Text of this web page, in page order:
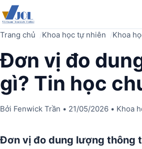
Trang chủ Khoa học tự nhiên Khoa
Đơn vị đo
gì? Tin học
Bởi Fenwick Trần • 21/05/2026 • Khoa
Đơn vị đo dung lượng thông